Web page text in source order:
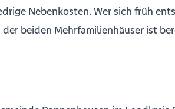
Nebenkosten. Wer sich früh
beiden Mehrfamilienhäuser ist